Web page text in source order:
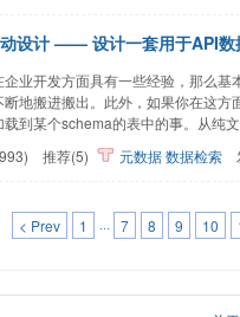
设计 —— 设计一套用于API数
企业开发方面具有一些经验，那么
断地搬进搬出。此外，如果你在这
载到某个schema的表中的事。从纯
推荐(5) 元数据数据检索
< Prev 1 ··· 7 8 9 10